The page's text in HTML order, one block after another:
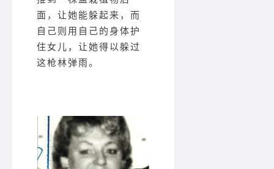
面，让她能躲起来，而
自己则用自己的身体护
住女儿，让她得以躲过
这枪林弹雨。